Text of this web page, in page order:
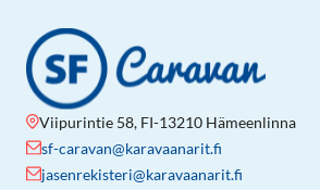
Viipurintie 58, FI-13210 Hämeenlinna
sf-caravan@karavaanarit.fi
jasenrekisteri@karavaanarit.fi